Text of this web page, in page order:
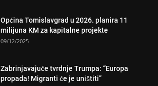
Općina Tomislavgrad u 2026. planira 11
milijuna KM za kapitalne projekte
09/12/2025
Zabrinjavajuće tvrdnje Trumpa: “Europa
propada! Migranti će je uništiti”